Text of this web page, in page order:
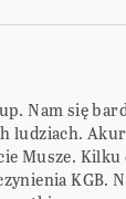
Nam się
ludziach.
Musze. Kilku
KGB.